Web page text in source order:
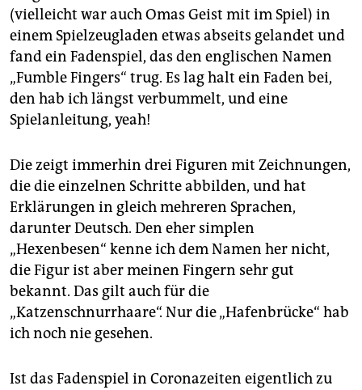
(vielleicht war auch Omas Geist mit im Spiel) in
einem Spielzeugladen etwas abseits gelandet und
fand ein Fadenspiel, das den englischen Namen
„Fumble Fingers“ trug. Es lag halt ein Faden bei,
den hab ich längst verbummelt, und eine
Spielanleitung, yeah!
Die zeigt immerhin drei Figuren mit Zeichnungen,
die die einzelnen Schritte abbilden, und hat
Erklärungen in gleich mehreren Sprachen,
darunter Deutsch. Den eher simplen
„Hexenbesen“ kenne ich dem Namen her nicht,
die Figur ist aber meinen Fingern sehr gut
bekannt. Das gilt auch für die
„Katzenschnurrhaare“. Nur die „Hafenbrücke“ hab
ich noch nie gesehen.
Ist das Fadenspiel in Coronazeiten eigentlich zu